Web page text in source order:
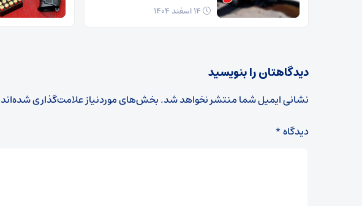
دیدگاهتان را بنویسید
نشانی ایمیل شما منتشر نخواهد شد.بخش‌های موردنیاز علامت‌گذاری شده‌اند
دیدگاه*